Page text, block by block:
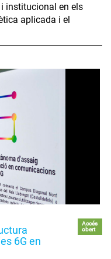
institucional en els
aplicada i el
6G en
Accés
obert